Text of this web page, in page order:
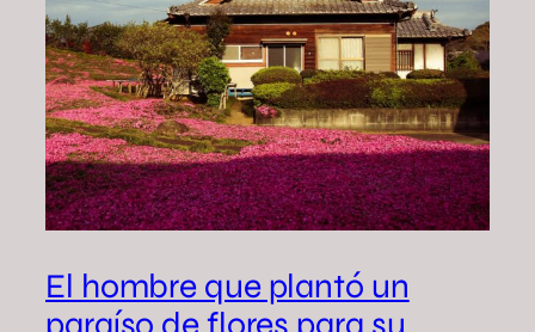
El hombre que plantó un